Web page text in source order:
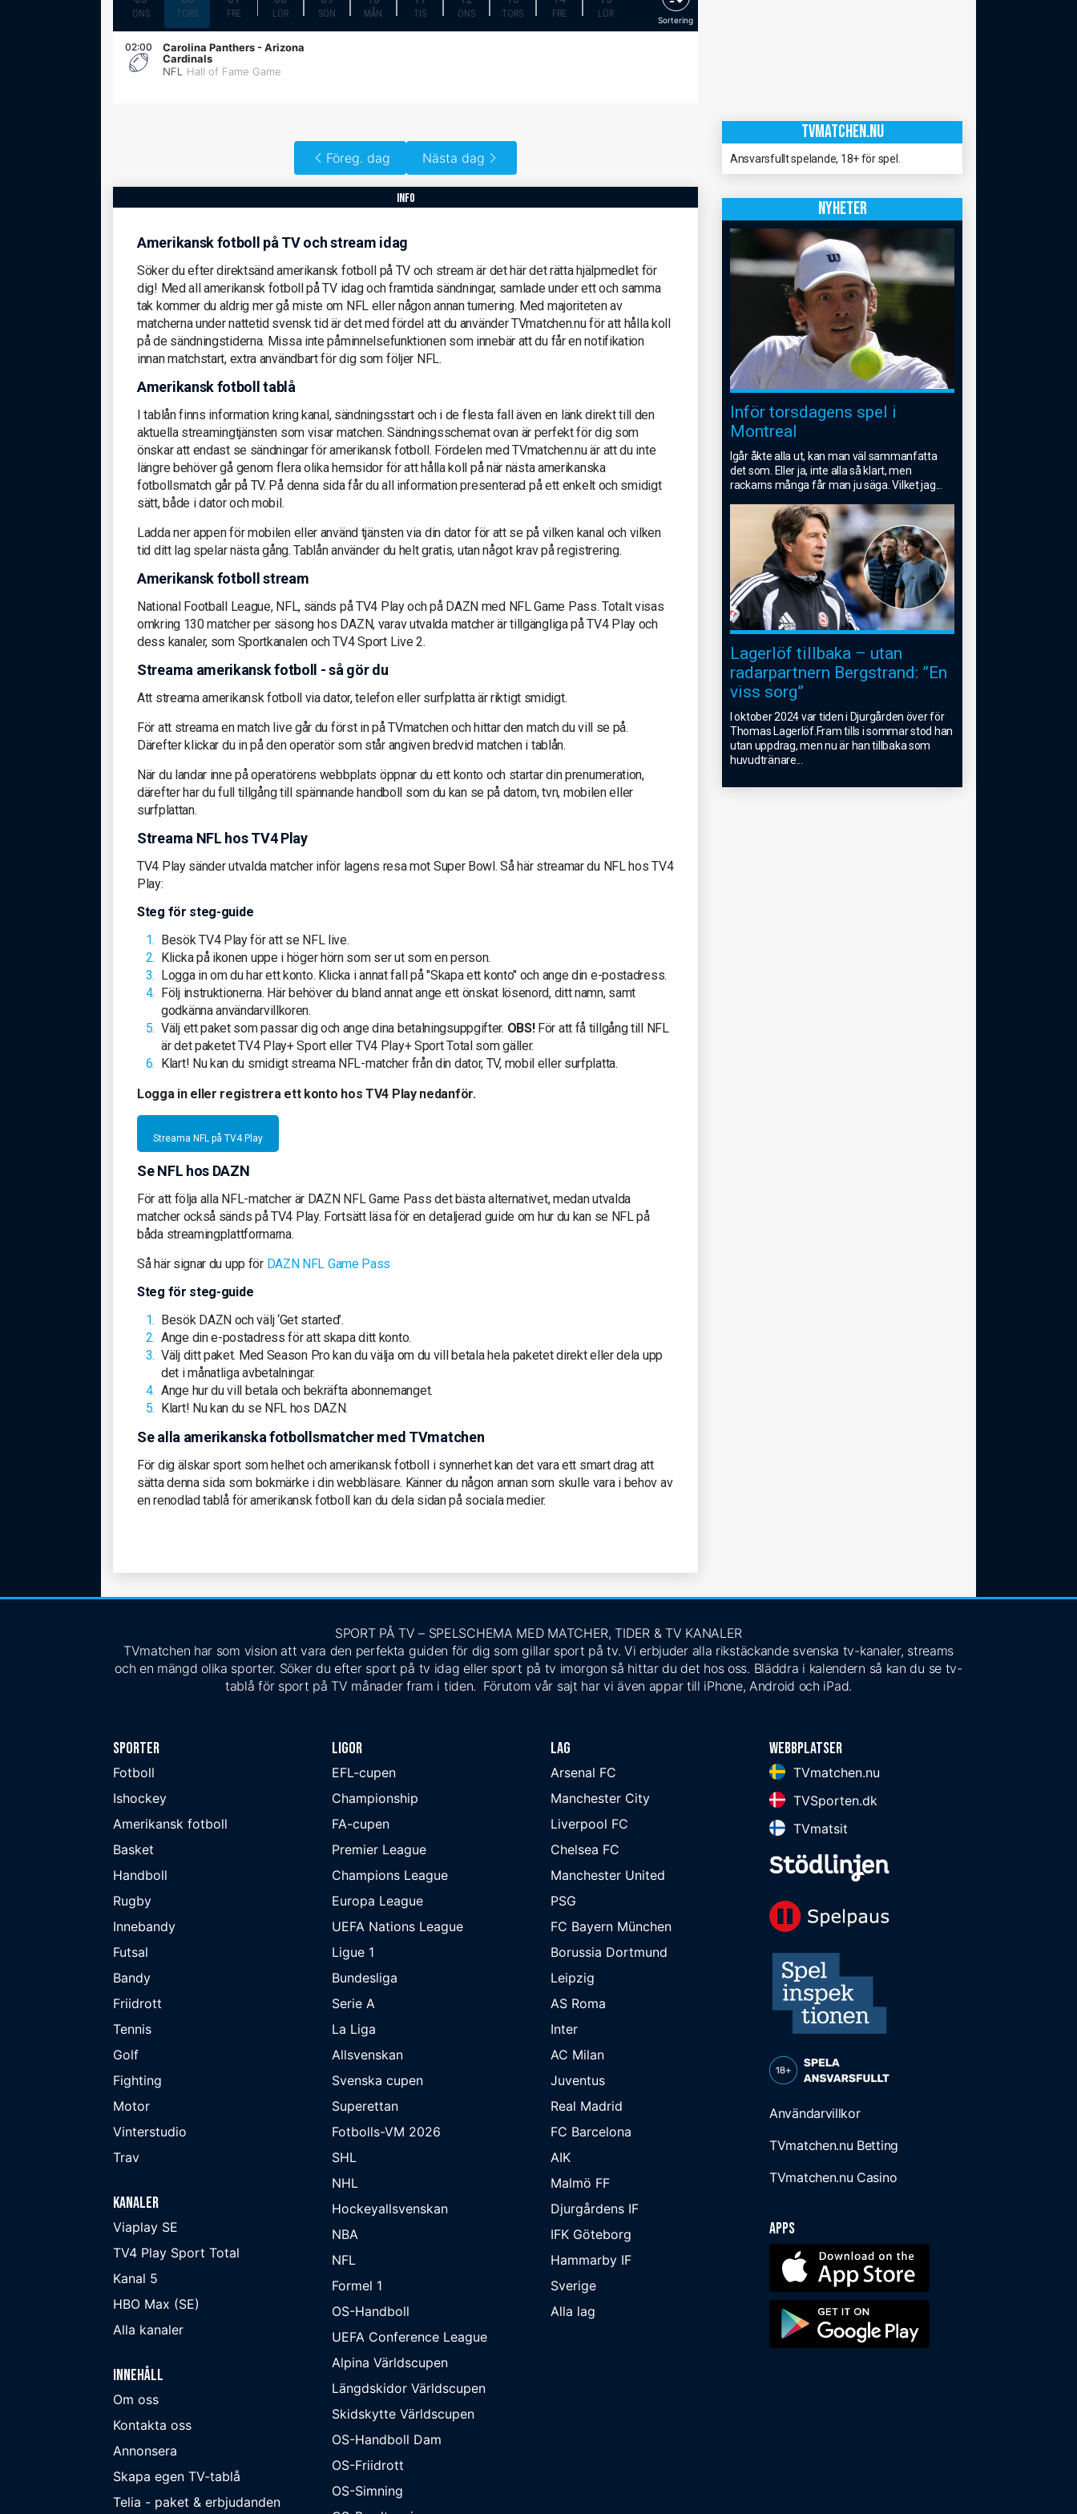
ONS TORS FRE LÖR SÖN MÅN TIS ONS TORS FRE LÖR
Sortering
02:00 Carolina Panthers -Arizona
Cardinals
NFL
Hall of Fame Game
Föreg. dag Nästa dag
info
Amerikansk fotboll på TV och stream idag
Söker du efter direktsänd amerikansk fotboll på TV och stream är det här det rätta hjälpmedlet för
dig! Med all amerikansk fotboll på TV idag och framtida sändningar, samlade under ett och samma
tak kommer du aldrig mer gå miste om NFL eller någon annan turnering. Med majoriteten av
matcherna under nattetid svensk tid är det med fördel att du använder TVmatchen.nu för att hålla koll
på de sändningstiderna. Missa inte påminnelsefunktionen som innebär att du får en notifikation
innan matchstart, extra användbart för dig som följer NFL.
Amerikansk fotboll tablå
I tablån finns information kring kanal, sändningsstart och i de flesta fall även en länk direkt till den
aktuella streamingtjänsten som visar matchen. Sändningsschemat ovan är perfekt för dig som
önskar att endast se sändningar för amerikansk fotboll. Fördelen med TVmatchen.nu är att du inte
längre behöver gå genom flera olika hemsidor för att hålla koll på när nästa amerikanska
fotbollsmatch går på TV. På denna sida får du all information presenterad på ett enkelt och smidigt
sätt, både i dator och mobil.
Ladda ner appen för mobilen eller använd tjänsten via din dator för att se på vilken kanal och vilken
tid ditt lag spelar nästa gång. Tablån använder du helt gratis, utan något krav på registrering.
Amerikansk fotboll stream
National Football League, NFL, sänds på TV4 Play och på DAZN med NFL Game Pass. Totalt visas
omkring 130 matcher per säsong hos DAZN, varav utvalda matcher är tillgängliga på TV4 Play och
dess kanaler, som Sportkanalen och TV4 Sport Live 2.
Streama amerikansk fotboll - så gör du
Att streama amerikansk fotboll via dator, telefon eller surfplatta är riktigt smidigt.
För att streama en match live går du först in på TVmatchen och hittar den match du vill se på.
Därefter klickar du in på den operatör som står angiven bredvid matchen i tablån.
När du landar inne på operatörens webbplats öppnar du ett konto och startar din prenumeration,
därefter har du full tillgång till spännande handboll som du kan se på datorn, tvn, mobilen eller
surfplattan.
Streama NFL hos TV4 Play
TV4 Play sänder utvalda matcher inför lagens resa mot Super Bowl. Så här streamar du NFL hos TV4
Play:
Steg för steg-guide
Besök TV4 Play för att se NFL live.
Klicka på ikonen uppe i höger hörn som ser ut som en person.
Logga in om du har ett konto. Klicka i annat fall på "Skapa ett konto" och ange din e-postadress.
Följ instruktionerna. Här behöver du bland annat ange ett önskat lösenord, ditt namn, samt
godkänna användarvillkoren.
Välj ett paket som passar dig och ange dina betalningsuppgifter. OBS!För att få tillgång till NFL
är det paketet TV4 Play+ Sport eller TV4 Play+ Sport Total som gäller.
Klart! Nu kan du smidigt streama NFL-matcher från din dator, TV, mobil eller surfplatta.
Logga in eller registrera ett konto hos TV4 Play nedanför.
Streama NFL på TV4 Play
Se NFL hos DAZN
För att följa alla NFL-matcher är DAZN NFL Game Pass det bästa alternativet, medan utvalda
matcher också sänds på TV4 Play. Fortsätt läsa för en detaljerad guide om hur du kan se NFL på
båda streamingplattformarna.
Så här signar du upp för DAZN NFL Game Pass
Steg för steg-guide
Besök DAZN och välj ‘Get started’.
Ange din e-postadress för att skapa ditt konto.
Välj ditt paket. Med Season Pro kan du välja om du vill betala hela paketet direkt eller dela upp
det i månatliga avbetalningar.
Ange hur du vill betala och bekräfta abonnemanget.
Klart! Nu kan du se NFL hos DAZN.
Se alla amerikanska fotbollsmatcher med TVmatchen
För dig älskar sport som helhet och amerikansk fotboll i synnerhet kan det vara ett smart drag att
sätta denna sida som bokmärke i din webbläsare. Känner du någon annan som skulle vara i behov av
en renodlad tablå för amerikansk fotboll kan du dela sidan på sociala medier.
TVMATCHEN.NU
Ansvarsfullt spelande, 18+ för spel.
NYHETER
Inför torsdagens spel i
Montreal
Igår åkte alla ut, kan man väl sammanfatta
det som. Eller ja, inte alla så klart, men
rackarns många får man ju säga. Vilket jag
Lagerlöf tillbaka – utan
radarpartnern Bergstrand: ”En
viss sorg”
I oktober 2024 var tiden i Djurgården över för
Thomas Lagerlöf.Fram tills i sommar stod han
utan uppdrag, men nu är han tillbaka som
huvudtränare
SPORT PÅ TV – SPELSCHEMA MED MATCHER, TIDER & TV KANALER
TVmatchen har som vision att vara den perfekta guiden för dig som gillar sport på tv. Vi erbjuder alla rikstäckande svenska tv-kanaler, streams
och en mängd olika sporter. Söker du efter sport på tv idag eller sport på tv imorgon så hittar du det hos oss. Bläddra i kalendern så kan du se tv-
tablå för sport på TV månader fram i tiden. Förutom vår sajt har vi även appar till iPhone, Android och iPad.
Sporter
Fotboll
Ishockey
Amerikansk fotboll
Basket
Handboll
Rugby
Innebandy
Futsal
Bandy
Friidrott
Tennis
Golf
Fighting
Motor
Vinterstudio
Trav
Kanaler
Viaplay SE
TV4 Play Sport Total
Kanal 5
HBO Max (SE)
Alla kanaler
Innehåll
Om oss
Kontakta oss
Annonsera
Skapa egen TV-tablå
Telia - paket & erbjudanden
Ligor
EFL-cupen
Championship
FA-cupen
Premier League
Champions League
Europa League
UEFA Nations League
Ligue 1
Bundesliga
Serie A
La Liga
Allsvenskan
Svenska cupen
Superettan
Fotbolls-VM 2026
SHL
NHL
Hockeyallsvenskan
NBA
NFL
Formel 1
OS-Handboll
UEFA Conference League
Alpina Världscupen
Längdskidor Världscupen
Skidskytte Världscupen
OS-Handboll Dam
OS-Friidrott
OS-Simning
Lag
Arsenal FC
Manchester City
Liverpool FC
Chelsea FC
Manchester United
PSG
FC Bayern München
Borussia Dortmund
Leipzig
AS Roma
Inter
AC Milan
Juventus
Real Madrid
FC Barcelona
AIK
Malmö FF
Djurgårdens IF
IFK Göteborg
Hammarby IF
Sverige
Alla lag
Webbplatser
TVmatchen.nu
TVSporten.dk
TVmatsit
Användarvillkor
TVmatchen.nu Betting
TVmatchen.nu Casino
Apps